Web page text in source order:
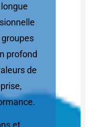
profond
de
et